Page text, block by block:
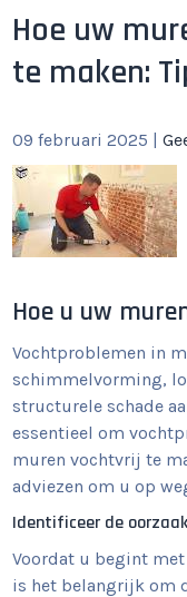
Hoe uw
te maken:
09 februari 2025 |
Hoe u uw
Vochtproblemen in
schimmelvorming,
structurele schade
essentieel om
muren vochtvrij te
adviezen om u op
Identificeer de
Voordat u begint
is het belangrijk om